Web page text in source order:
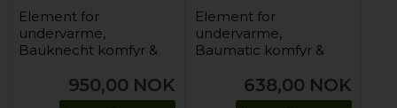
Element for
undervarme,
Bauknecht komfyr &
950,00 NOK
Element for
undervarme,
Baumatic komfyr &
230V/1100W638,00 NOK